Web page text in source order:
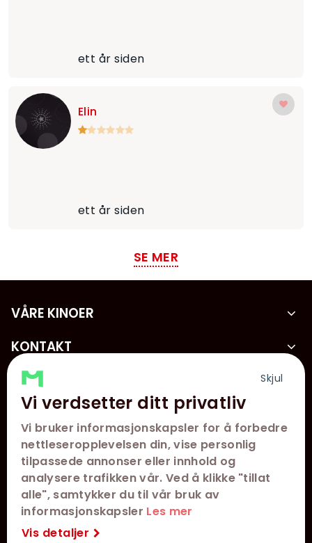
Skjul
Vi verdsetter ditt privatliv
Vi bruker informasjonskapsler for å forbedre
nettleseropplevelsen din, vise personlig
tilpassede annonser eller innhold og
analysere trafikken vår. Ved å klikke "tillat
alle", samtykker du til vår bruk av
informasjonskapsler Les mer
Vis detaljer
ett år siden
Elin
ett år siden
SE MER
VÅRE KINOER
KONTAKT
KUNDESERVICE